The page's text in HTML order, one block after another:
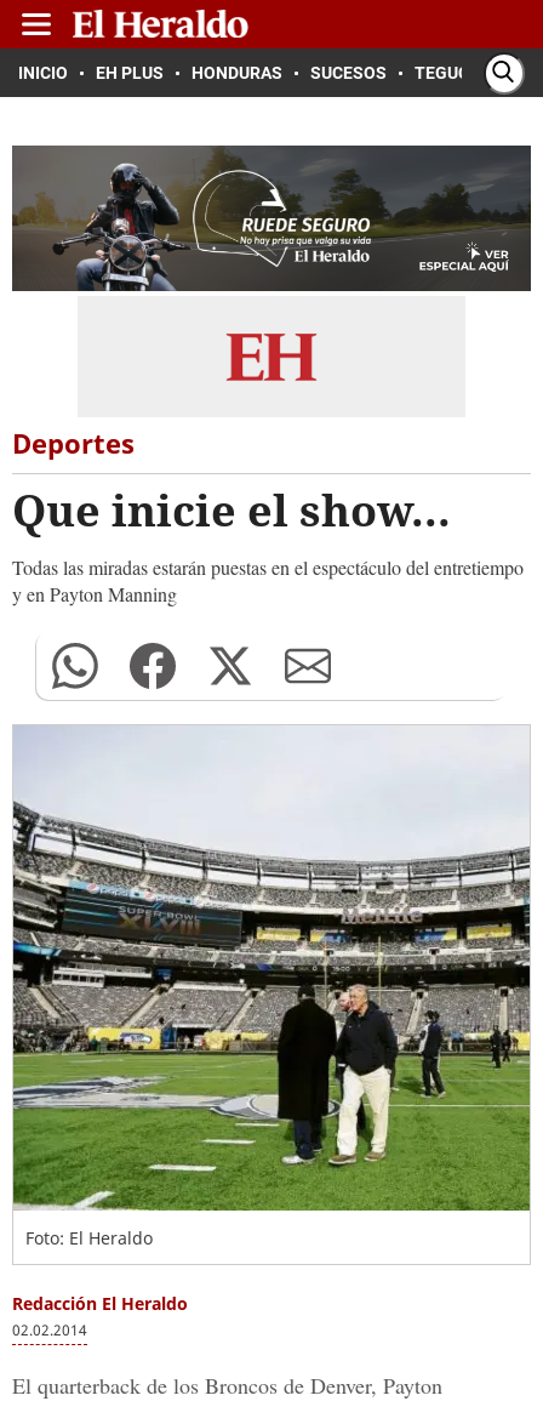
INICIO EH PLUS HONDURAS SUCESOS TEGUCIGALPA
Deportes
Que inicie el show...
Todas las miradas estarán puestas en el espectáculo del entretiempo
y en Payton Manning
Foto: El Heraldo
Redacción El Heraldo
02.02.2014
El quarterback de los Broncos de Denver, Payton